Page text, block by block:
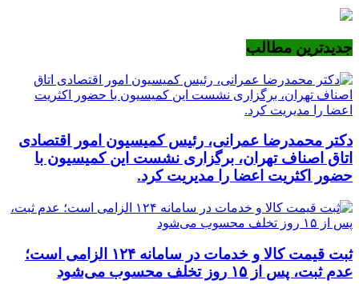
جدیدترین مطالب
دکتر محمدرضا عمرانی، رئیس کمیسیون امور اقتصادی
اتاق اصناف تهران، برگزاری نشست این کمیسیون با
حضور اکثریت اعضا را مدیریت کرد.
ثبت قیمت کالا و خدمات در سامانه ۱۲۴ الزامی است؛
عدم ثبت، پس از ۱۵ روز تخلف محسوب می‌شود